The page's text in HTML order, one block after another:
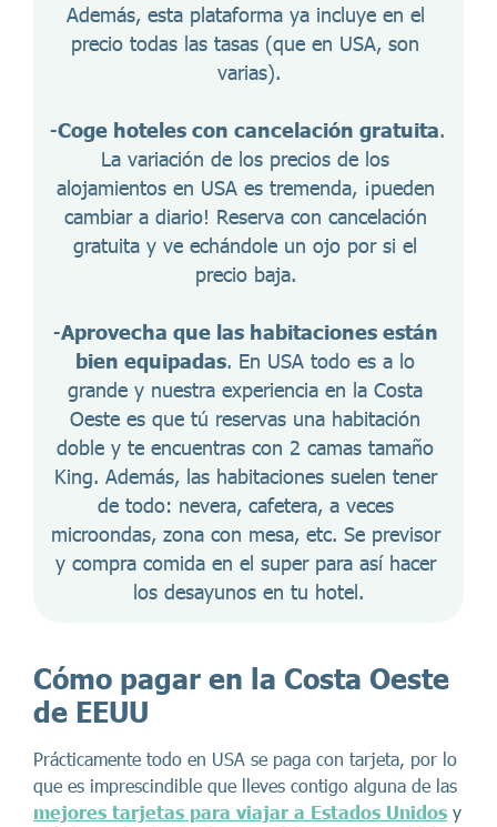
Además, esta plataforma ya incluye en el
precio todas las tasas (que en USA, son
varias).
-Coge hoteles con cancelación gratuita.
La variación de los precios de los
alojamientos en USA es tremenda, ¡pueden
cambiar a diario! Reserva con cancelación
gratuita y ve echándole un ojo por si el
precio baja.
-Aprovecha que las habitaciones están
bien equipadas. En USA todo es a lo
grande y nuestra experiencia en la Costa
Oeste es que tú reservas una habitación
doble y te encuentras con 2 camas tamaño
King. Además, las habitaciones suelen tener
de todo: nevera, cafetera, a veces
microondas, zona con mesa, etc. Se previsor
y compra comida en el super para así hacer
los desayunos en tu hotel.
Cómo pagar en la Costa Oeste
de EEUU
Prácticamente todo en USA se paga con tarjeta, por lo
que es imprescindible que lleves contigo alguna de las
mejores tarjetas para viajar a Estados Unidos y